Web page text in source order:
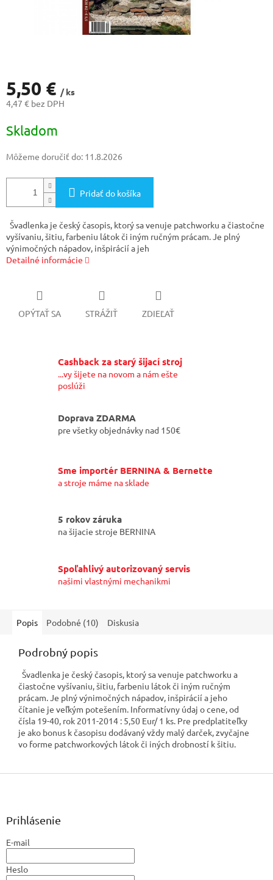
5,50 € / ks
4,47 € bez DPH
cena:
Skladom
Môžeme doručiť do: 11.8.2026
Pridať do košíka
Švadlenka je český časopis, ktorý sa venuje patchworku a čiastočne
vyšívaniu, šitiu, farbeniu látok či iným ručným prácam. Je plný
výnimočných nápadov, inšpirácií a jeh
Detailné informácie
OPÝTAŤ SA STRÁŽIŤ ZDIEĽAŤ
Cashback za starý šijací stroj
...vy šijete na novom a nám ešte
poslúži
Doprava ZDARMA
pre všetky objednávky nad 150€
Sme importér BERNINA & Bernette
a stroje máme na sklade
5 rokov záruka
na šijacie stroje BERNINA
Spoľahlivý autorizovaný servis
našimi vlastnými mechanikmi
Popis Podobné (10) Diskusia
Podrobný popis
Švadlenka je český časopis, ktorý sa venuje patchworku a
čiastočne vyšívaniu, šitiu, farbeniu látok či iným ručným
prácam. Je plný výnimočných nápadov, inšpirácií a jeho
čítanie je veľkým potešením. Informatívny údaj o cene, od
čísla 19-40, rok 2011-2014 : 5,50 Eur/ 1 ks. Pre predplatiteľky
je ako bonus k časopisu dodávaný vždy malý darček, zvyčajne
vo forme patchworkových látok či iných drobností k šitiu.
Prihlásenie
E-mail
Heslo